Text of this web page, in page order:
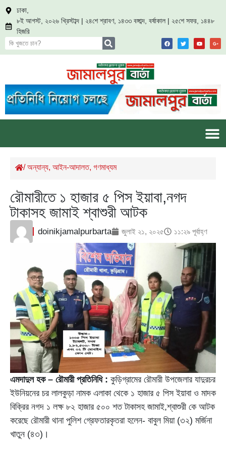
ঢাকা,
৮ই আগস্ট, ২০২৬ খ্রিস্টাব্দ | ২৪শে শ্রাবণ, ১৪৩৩ বঙ্গাব্দ, বর্ষাকাল | ২৫শে সফর, ১৪৪৮
হিজরি
/অন্যান্য, আইন-আদালত, গণমাধ্যম
রৌমারীতে ১ হাজার ৫ পিস ইয়াবা,নগদ
টাকাসহ জামাই শ্বাশুরী আটক
doinikjamalpurbarta জুলাই ২১, ২০২৫ ১১:২৯ পূর্বাহ্ণ
এমদাদুল হক – রৌমারী প্রতিনিধি : কুড়িগ্রামের রৌমারী উপজেলার যাদুরচর
ইউনিয়নের চর লালকুড়া নামক এলাকা থেকে ১ হাজার ৫ পিস ইয়াবা ও মাদক
বিক্রির নগদ ১ লক্ষ ৮২ হাজার ৫০০ শত টাকাসহ জামাই,শ্বাশুরী কে আটক
করেছে রৌমারী থানা পুলিশ গ্রেফতারকৃতরা হলেন- বাবুল মিয়া (৩২) মর্জিনা
খাতুন (৪৩)।